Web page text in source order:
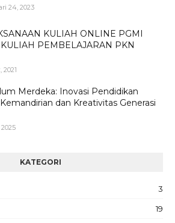
24, 2023
KULIAH ONLINE PGMI
KULIAH PEMBELAJARAN PKN
2021
Merdeka: Inovasi Pendidikan
dan Kreativitas Generasi
2025
KATEGORI
3
19